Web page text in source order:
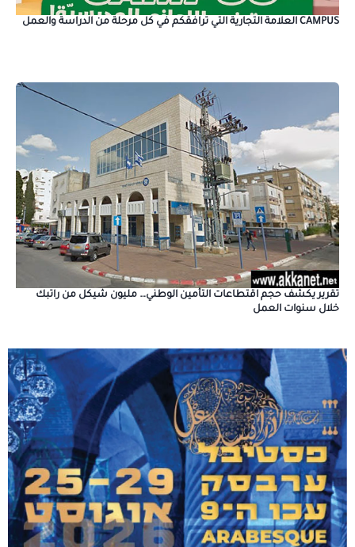
CAMPUS العلامة التجارية التي ترافقكم في كل مرحلة من الدراسة والعمل
تقرير يكشف حجم اقتطاعات التأمين الوطني… مليون شيكل من راتبك
خلال سنوات العمل